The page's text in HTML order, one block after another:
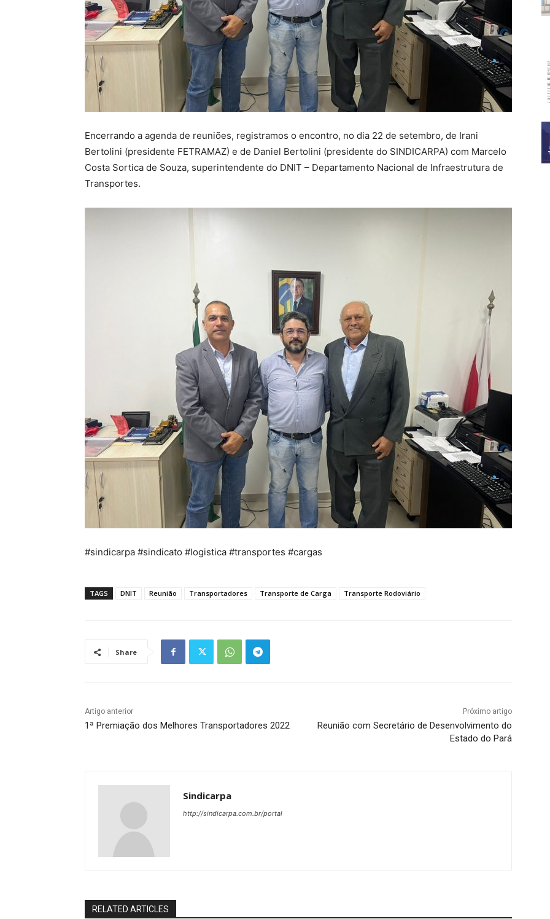
Encerrando a agenda de reuniões, registramos o encontro, no dia 22 de setembro, de Irani
Bertolini (presidente FETRAMAZ) e de Daniel Bertolini (presidente do SINDICARPA) com Marcelo
Costa Sortica de Souza, superintendente do DNIT – Departamento Nacional de Infraestrutura de
Transportes.
#sindicarpa #sindicato #logistica #transportes #cargas
TAGS DNIT Reunião Transportadores Transporte de Carga Transporte Rodoviário
Share
Artigo anterior
1ª Premiação dos Melhores Transportadores 2022
Próximo artigo
Reunião com Secretário de Desenvolvimento do
Estado do Pará
Sindicarpa
http://sindicarpa.com.br/portal
RELATED ARTICLES